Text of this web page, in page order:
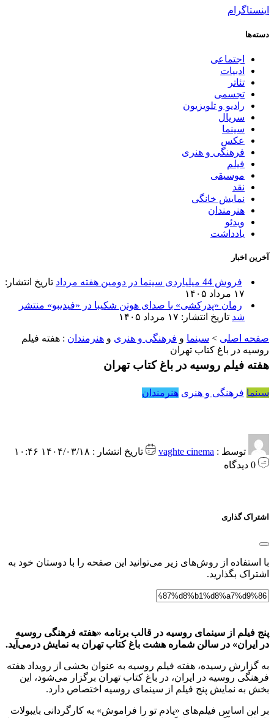
اینستاگرام
دسته‌ها
اجتماعی
ادبیات
تئاتر
تجسمی
رادیو و تلویزیون
سریال
سینما
عکس
فرهنگی و هنری
فیلم
موسیقی
نقد
نمایش خانگی
هنرمندان
ویدئو
یادداشت
آخرین اخبار
فروش 44 میلیاردی سینما در دومین هفته مرداد
تاریخ انتشار:
۱۷ مرداد ۱۴۰۵
رمان «پدرکشی» با صدای هوتن شکیبا در «فیدیبو» منتشر
شد تاریخ انتشار: ۱۷ مرداد ۱۴۰۵
صفحه اصلی > سینما و فرهنگی و هنری و هنرمندان : هفته فیلم
روسیه در باغ کتاب تهران
هفته فیلم روسیه در باغ کتاب تهران
سینما فرهنگی و هنری هنرمندان
توسط : vaghte cinema
تاریخ انتشار : ۱۴۰۴/۰۳/۱۸ ۱۰:۴۶
اشتراک گذاری
با استفاده از روش‌های زیر می‌توانید این صفحه را با دوستان خود به
اشتراک بگذارید.
پنج فیلم از سینمای روسیه در قالب برنامه «هفته فرهنگی روسیه
در ایران» در سالن شماره هشت باغ کتاب تهران به نمایش درمی‌آید.
به گزارش رسیده، هفته فیلم روسیه به عنوان بخشی از رویداد هفته
فرهنگی روسیه در ایران، در باغ کتاب تهران برگزار می‌شود، این
بخش به نمایش پنج فیلم از سینمای روسیه اختصاص دارد.
بر این اساس فیلم‌های «یادم تو را فراموش» به کارگردانی بایبولات